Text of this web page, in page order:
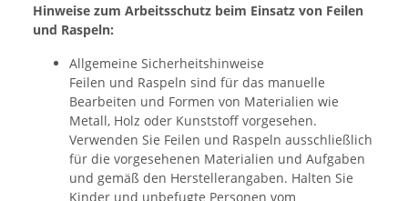
Hinweise zum Arbeitsschutz beim Einsatz von Feilen
und Raspeln:
Allgemeine Sicherheitshinweise
Feilen und Raspeln sind für das manuelle
Bearbeiten und Formen von Materialien wie
Metall, Holz oder Kunststoff vorgesehen.
Verwenden Sie Feilen und Raspeln ausschließlich
für die vorgesehenen Materialien und Aufgaben
und gemäß den Herstellerangaben. Halten Sie
Kinder und unbefugte Personen vom